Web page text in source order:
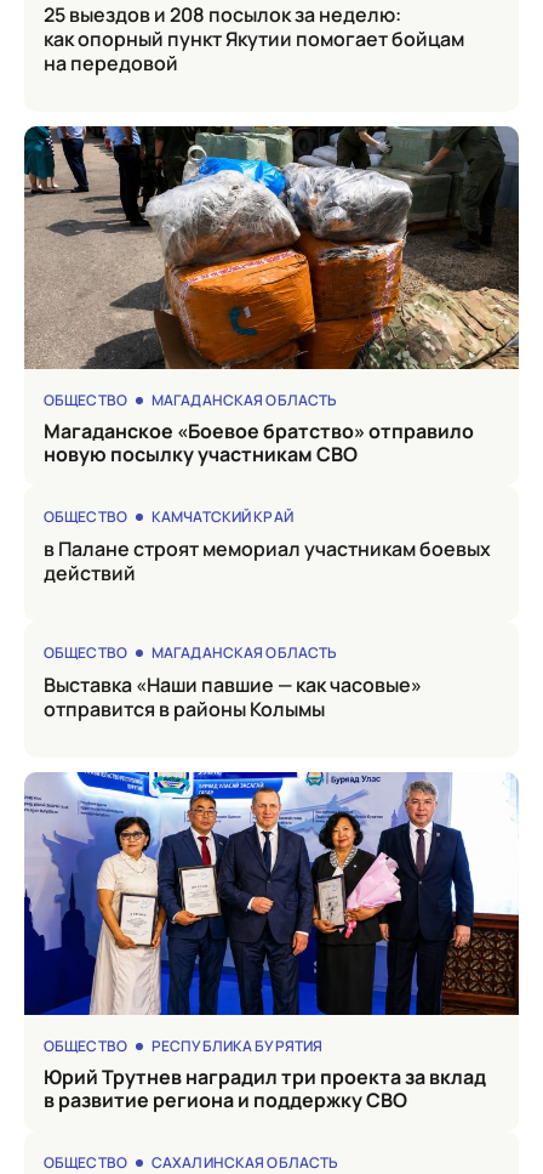
25 выездов и 208 посылок за неделю:
как опорный пункт Якутии помогает бойцам
на передовой
ОБЩЕСТВО МАГАДАНСКАЯ ОБЛАСТЬ
Магаданское «Боевое братство» отправило
новую посылку участникам СВО
ОБЩЕСТВО КАМЧАТСКИЙ КРАЙ
в Палане строят мемориал участникам боевых
действий
ОБЩЕСТВО МАГАДАНСКАЯ ОБЛАСТЬ
Выставка «Наши павшие — как часовые»
отправится в районы Колымы
ОБЩЕСТВО РЕСПУБЛИКА БУРЯТИЯ
Юрий Трутнев наградил три проекта за вклад
в развитие региона и поддержку СВО
ОБЩЕСТВО САХАЛИНСКАЯ ОБЛАСТЬ